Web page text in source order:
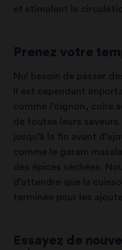
et stimulent la
Prenez votre
Nul besoin de passer
Il est cependant
comme l’oignon, cuire
de toutes leurs
jusqu’à la fin avant
comme le garam
des épices séchées.
d’attendre que la
terminée pour les
Essayez de